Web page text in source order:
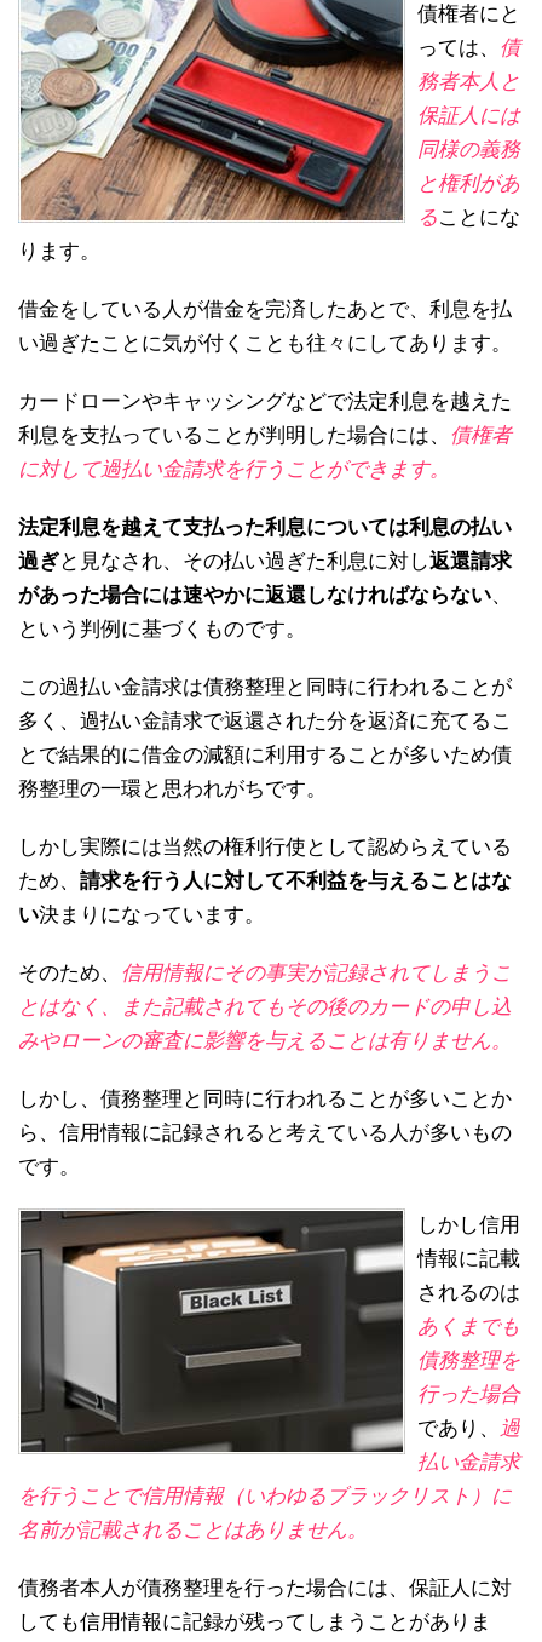
債権者にと
っては、
債
務者本人と
保証人には
同様の義務
と権利があ
ることにな
ります。
借金をしている人が借金を完済したあとで、利息を払
い過ぎたことに気が付くことも往々にしてあります。
カードローンやキャッシングなどで法定利息を越えた
利息を支払っていることが判明した場合には、
債権者
に対して過払い金請求を行うことができます。
法定利息を越えて支払った利息については利息の払い
過ぎと見なされ、その払い過ぎた利息に対し返還請求
があった場合には速やかに返還しなければならない、
という判例に基づくものです。
この過払い金請求は債務整理と同時に行われることが
多く、過払い金請求で返還された分を返済に充てるこ
とで結果的に借金の減額に利用することが多いため債
務整理の一環と思われがちです。
しかし実際には当然の権利行使として認めらえている
ため、 請求を行う人に対して不利益を与えることはな
い決まりになっています。
そのため、
信用情報にその事実が記録されてしまうこ
とはなく、また記載されてもその後のカードの申し込
みやローンの審査に影響を与えることは有りません。
しかし、債務整理と同時に行われることが多いことか
ら、信用情報に記録されると考えている人が多いもの
です。
しかし信用
情報に記載
されるのは
あくまでも
債務整理を
行った場合
であり、
過
払い金請求
を行うことで信用情報（いわゆるブラックリスト）に
名前が記載されることはありません。
債務者本人が債務整理を行った場合には、保証人に対
しても信用情報に記録が残ってしまうことがありま